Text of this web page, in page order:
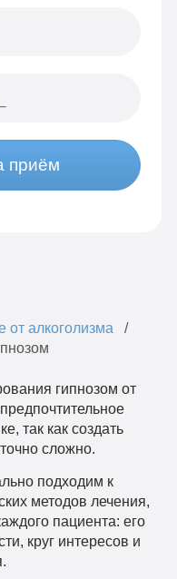
приём
от алкоголизма
гипнозом от
так как создать
сложно.
подходим к
методов лечения,
пациента: его
круг интересов и